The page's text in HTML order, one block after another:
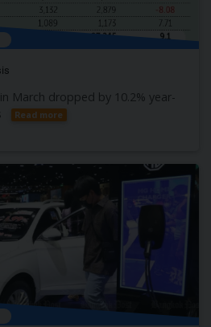
March dropped by 10.2% year-
Read more